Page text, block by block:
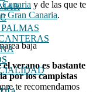
Canaria y de las que te
Gran Canaria.
baja
verano es bastante
por los campistas
te recomendamos